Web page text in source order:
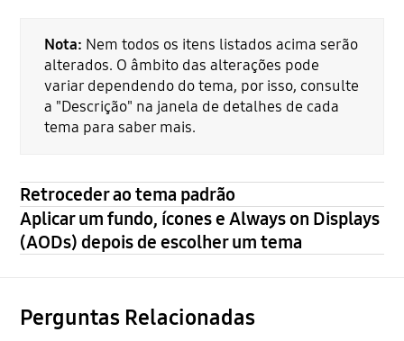
Nota: Nem todos os itens listados acima serão
alterados. O âmbito das alterações pode
variar dependendo do tema, por isso, consulte
a "Descrição" na janela de detalhes de cada
tema para saber mais.
Retroceder ao tema padrão
Aplicar um fundo, ícones e Always on Displays
(AODs) depois de escolher um tema
Perguntas Relacionadas